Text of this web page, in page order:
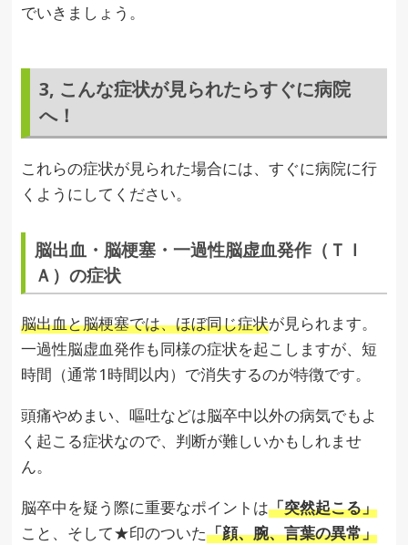
でいきましょう。
3, こんな症状が見られたらすぐに病院
へ！
これらの症状が見られた場合には、すぐに病院に行
くようにしてください。
脳出血・脳梗塞・一過性脳虚血発作（ＴＩ
Ａ）の症状
脳出血と脳梗塞では、ほぼ同じ症状が見られます。
一過性脳虚血発作も同様の症状を起こしますが、短
時間（通常1時間以内）で消失するのが特徴です。
頭痛やめまい、嘔吐などは脳卒中以外の病気でもよ
く起こる症状なので、判断が難しいかもしれませ
ん。
脳卒中を疑う際に重要なポイントは「突然起こる」
こと、そして★印のついた「顔、腕、言葉の異常」